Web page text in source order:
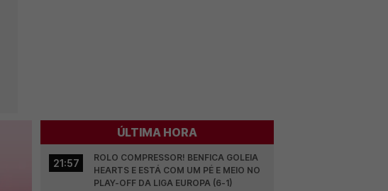
ÚLTIMA HORA
21:57
ROLO COMPRESSOR! BENFICA GOLEIA
HEARTS E ESTÁ COM UM PÉ E MEIO NO
PLAY-OFF DA LIGA EUROPA (6-1)